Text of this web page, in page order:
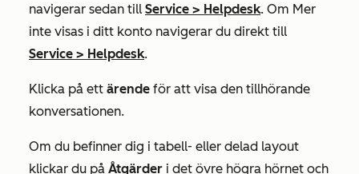
navigerar sedan till Service > Helpdesk. Om Mer
inte visas i ditt konto navigerar du direkt till
Service > Helpdesk.
Klicka på ett ärende för att visa den tillhörande
konversationen.
Om du befinner dig i tabell- eller delad layout
klickar du på Åtgärder i det övre högra hörnet och